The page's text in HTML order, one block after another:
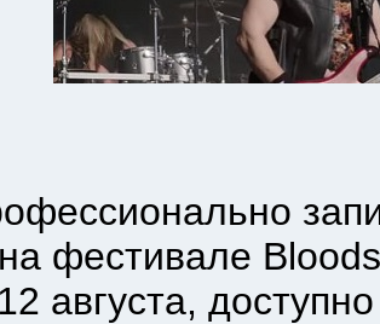
фестивале
августа,